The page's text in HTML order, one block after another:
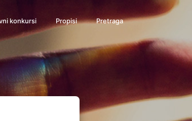
konkursi Propisi Pretraga